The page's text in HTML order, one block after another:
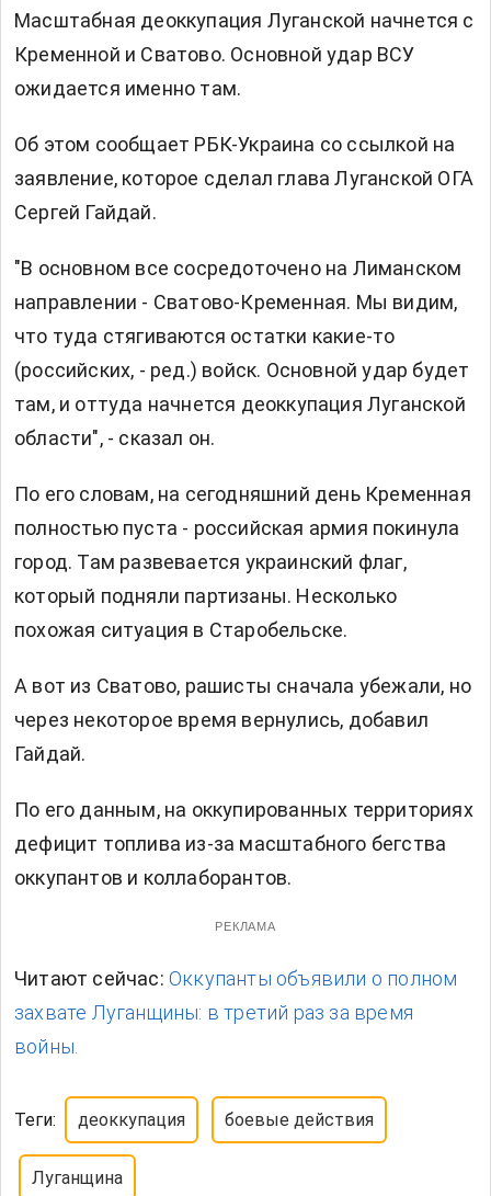
Масштабная деоккупация Луганской начнется с
Кременной и Сватово. Основной удар ВСУ
ожидается именно там.
Об этом сообщает РБК-Украина со ссылкой на
заявление, которое сделал глава Луганской ОГА
Сергей Гайдай.
"В основном все сосредоточено на Лиманском
направлении - Сватово-Кременная. Мы видим,
что туда стягиваются остатки какие-то
(российских, - ред.) войск. Основной удар будет
там, и оттуда начнется деоккупация Луганской
области", - сказал он.
По его словам, на сегодняшний день Кременная
полностью пуста - российская армия покинула
город. Там развевается украинский флаг,
который подняли партизаны. Несколько
похожая ситуация в Старобельске.
А вот из Сватово, рашисты сначала убежали, но
через некоторое время вернулись, добавил
Гайдай.
По его данным, на оккупированных территориях
дефицит топлива из-за масштабного бегства
оккупантов и коллаборантов.
РЕКЛАМА
Читают сейчас: Оккупанты объявили о полном
захвате Луганщины: в третий раз за время
войны.
Теги: деоккупация боевые действия
Луганщина